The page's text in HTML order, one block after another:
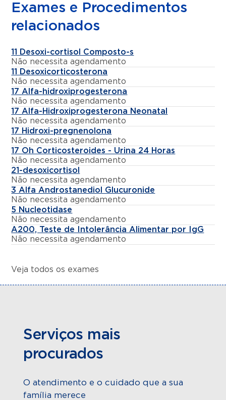
Exames e Procedimentos
relacionados
11 Desoxi-cortisol Composto-s
Não necessita agendamento
11 Desoxicorticosterona
Não necessita agendamento
17 Alfa-hidroxiprogesterona
Não necessita agendamento
17 Alfa-Hidroxiprogesterona Neonatal
Não necessita agendamento
17 Hidroxi-pregnenolona
Não necessita agendamento
17 Oh Corticosteroides - Urina 24 Horas
Não necessita agendamento
21-desoxicortisol
Não necessita agendamento
3 Alfa Androstanediol Glucuronide
Não necessita agendamento
5 Nucleotidase
Não necessita agendamento
A200, Teste de Intolerância Alimentar por IgG
Não necessita agendamento
Veja todos os exames
Serviços mais
procurados
O atendimento e o cuidado que a sua
família merece